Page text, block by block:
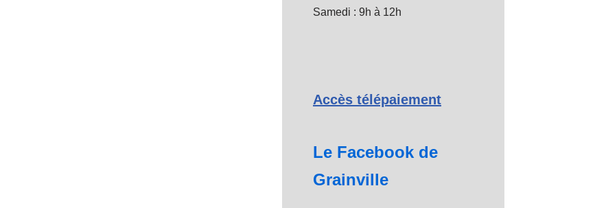
Samedi : 9h à 12h
Accès télépaiement
Le Facebook de
Grainville